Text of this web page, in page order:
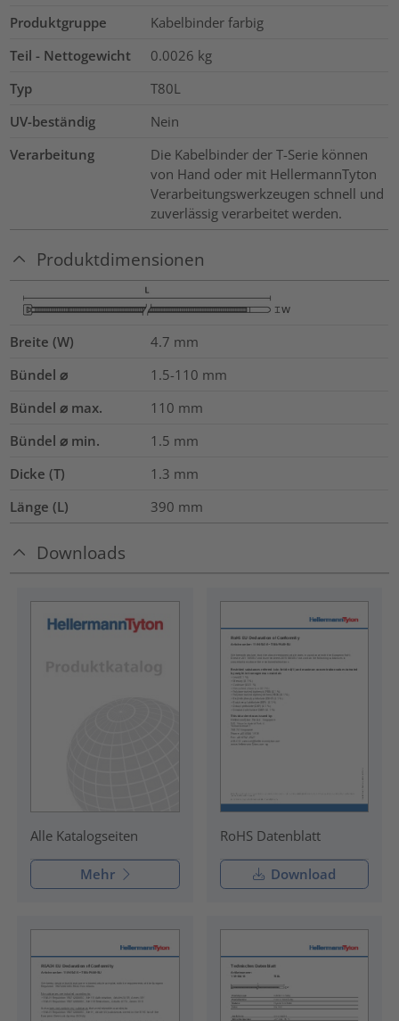
Produktgruppe
Kabelbinder farbig
Teil - Nettogewicht
0.0026 kg
Typ
T80L
UV-beständig
Nein
Verarbeitung
Die Kabelbinder der T-Serie können
von Hand oder mit HellermannTyton
Verarbeitungswerkzeugen schnell und
zuverlässig verarbeitet werden.
Produktdimensionen
Breite (W) 4.7 mm
Bündel ⌀
1.5-110 mm
Bündel ⌀ max.
110 mm
Bündel ⌀ min.
1.5 mm
Dicke (T)
1.3 mm
Länge (L)
390 mm
Downloads
Alle Katalogseiten
Mehr
RoHS Datenblatt
Download